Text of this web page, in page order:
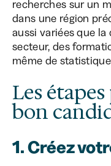
recherches sur un
dans une région
aussi variées que
secteur, des
même de
Les
bon
1. Créez